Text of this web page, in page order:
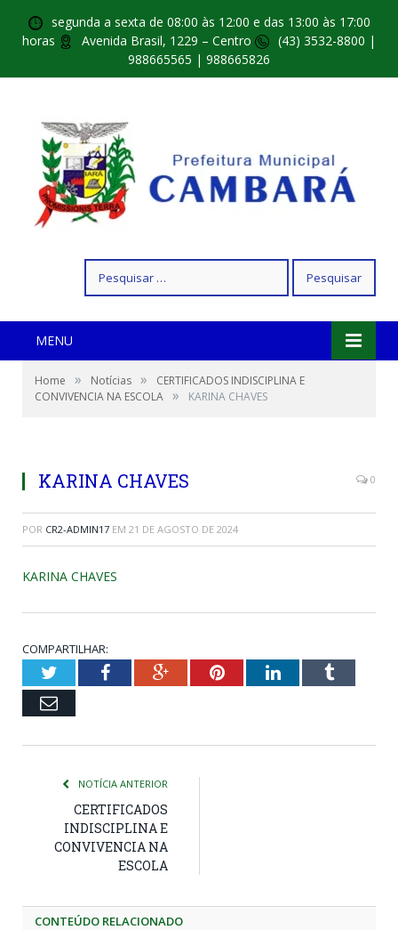
segunda a sexta de 08:00 às 12:00 e das 13:00 às 17:00
horas
Avenida Brasil, 1229 – Centro
(43) 3532-8800 |
988665565 | 988665826
por:
MENU
Home » Notícias »
CERTIFICADOS INDISCIPLINA E
CONVIVENCIA NA ESCOLA » KARINA CHAVES
KARINA CHAVES 0
POR CR2-ADMIN17 EM 21 DE AGOSTO DE 2024
KARINA CHAVES
COMPARTILHAR:
TwitterFacebookGoogle+PinterestLinkedInTumblr
Email
NOTÍCIA ANTERIOR
CERTIFICADOS
INDISCIPLINA E
CONVIVENCIA NA
ESCOLA
CONTEÚDO RELACIONADO